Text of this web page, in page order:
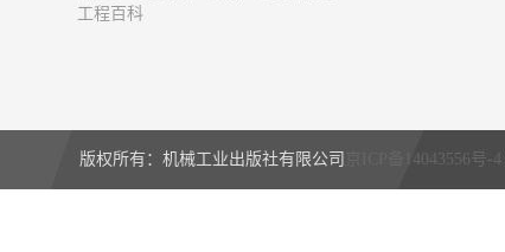
工程百科
版权所有：机械工业出版社有限公司 京ICP备14043556号-4